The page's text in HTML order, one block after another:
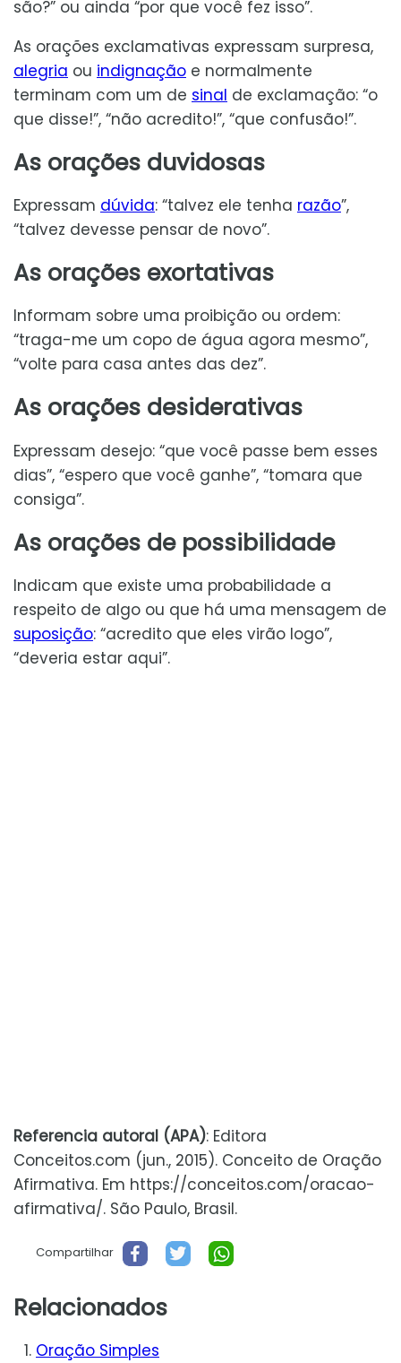
são?” ou ainda “por que você fez isso”.
As orações exclamativas expressam surpresa,
alegria ou indignação e normalmente
terminam com um de sinal de exclamação: “o
que disse!”, “não acredito!”, “que confusão!”.
As orações duvidosas
Expressam dúvida: “talvez ele tenha razão”,
“talvez devesse pensar de novo”.
As orações exortativas
Informam sobre uma proibição ou ordem:
“traga-me um copo de água agora mesmo”,
“volte para casa antes das dez”.
As orações desiderativas
Expressam desejo: “que você passe bem esses
dias”, “espero que você ganhe”, “tomara que
consiga”.
As orações de possibilidade
Indicam que existe uma probabilidade a
respeito de algo ou que há uma mensagem de
suposição: “acredito que eles virão logo”,
“deveria estar aqui”.
Referencia autoral (APA): Editora
Conceitos.com (jun., 2015). Conceito de Oração
Afirmativa. Em https://conceitos.com/oracao-
afirmativa/. São Paulo, Brasil.
Compartilhar
Relacionados
Oração Simples